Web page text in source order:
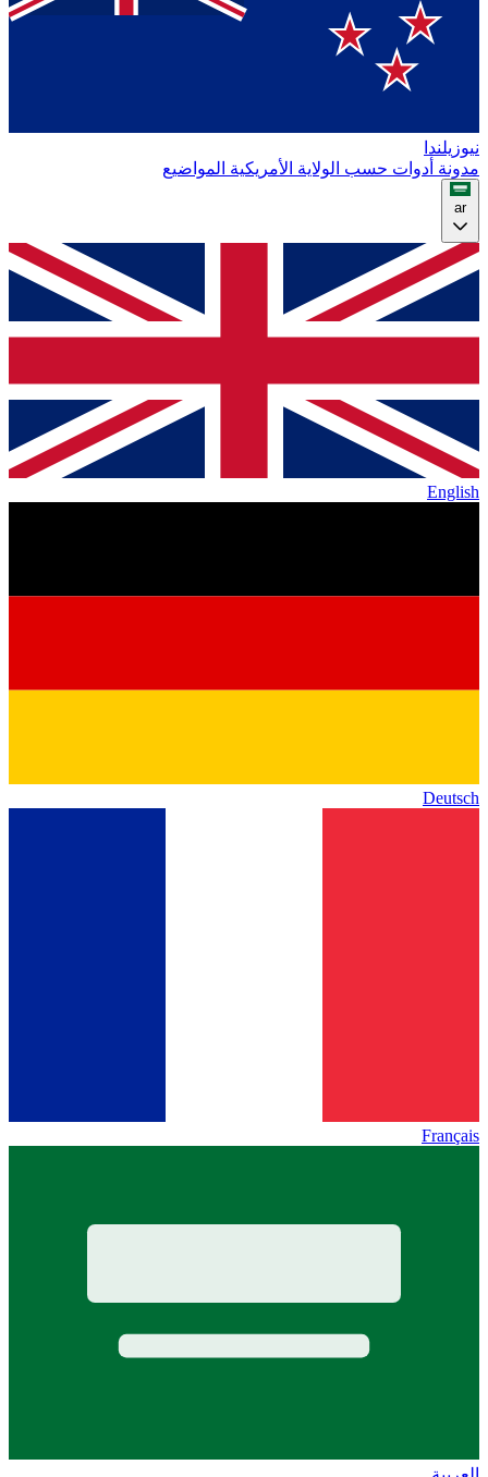
نيوزيلندا
مدونة أدوات حسب الولاية الأمريكية المواضيع
ar
English
Deutsch
Français